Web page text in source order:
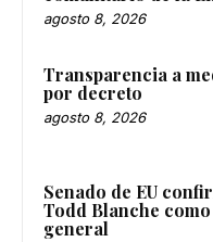
agosto 8, 2026
Transparencia a
por decreto
agosto 8, 2026
Senado de EU
Todd Blanche
general